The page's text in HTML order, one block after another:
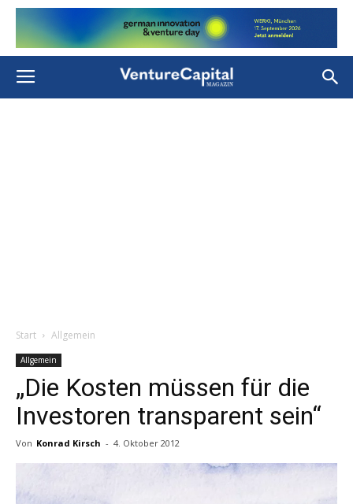
Start Allgemein
Allgemein
„Die Kosten müssen für die
Investoren transparent sein“
Von Konrad Kirsch - 4. Oktober 2012